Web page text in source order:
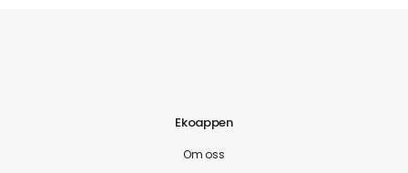
Ekoappen
Om oss